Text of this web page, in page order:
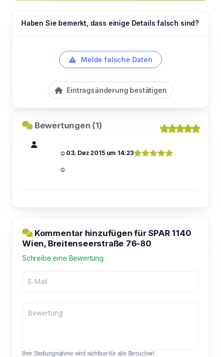
Haben Sie bemerkt, dass einige Details falsch sind?
Melde falsche Daten
Eintragsänderung bestätigen
Bewertungen (1)
☺ 03. Dez 2015 um 14:23
☺
Kommentar hinzufügen für SPAR 1140
Wien, Breitenseerstraße 76-80
Schreibe eine Bewertung
Ihre Stellungnahme wird sichtbar für alle Besucher!